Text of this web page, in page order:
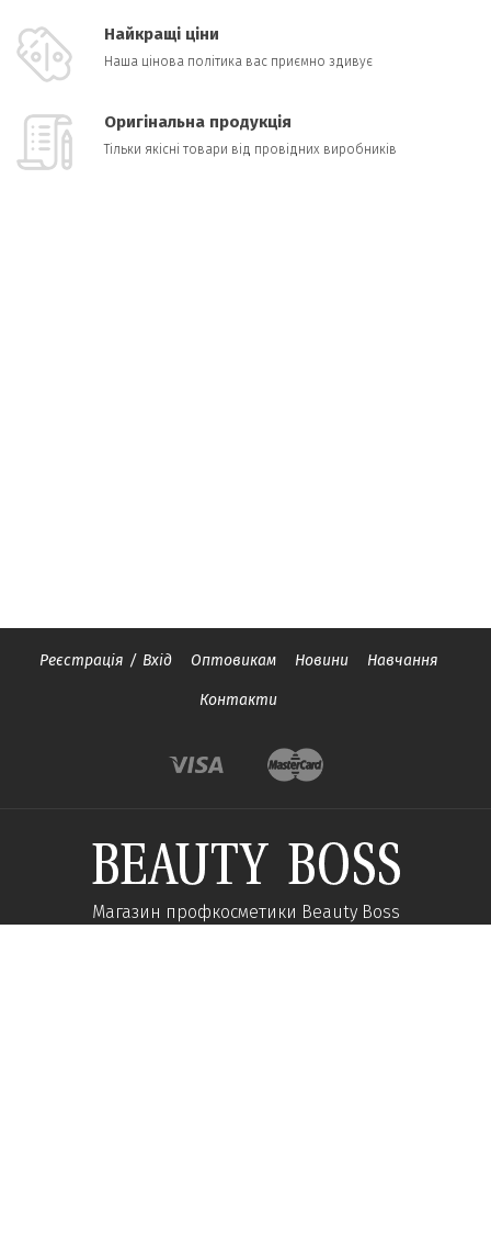
Найкращі ціни
Наша цінова політика вас приємно здивує
Оригінальна продукція
Тільки якісні товари від провідних виробників
Реєстрація / Вхід Оптовикам Новини Навчання
Контакти
Магазин профкосметики Beauty Boss